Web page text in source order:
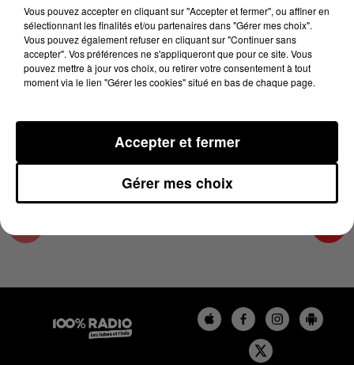
14 novembre 2023 - 3 min 21 sec
LES INFOS DU COMMINGES DU 14/11/2023 À
12H01
Podcast infos du Comminges
Vous pouvez accepter en cliquant sur "Accepter et fermer", ou affiner en
sélectionnant les finalités et/ou partenaires dans "Gérer mes choix".
Vous pouvez également refuser en cliquant sur "Continuer sans
accepter". Vos préférences ne s'appliqueront que pour ce site. Vous
pouvez mettre à jour vos choix, ou retirer votre consentement à tout
moment via le lien "Gérer les cookies" situé en bas de chaque page.
Gérer mes choix
Accepter et fermer